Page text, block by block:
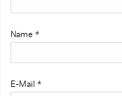
Name *
E-Mail *